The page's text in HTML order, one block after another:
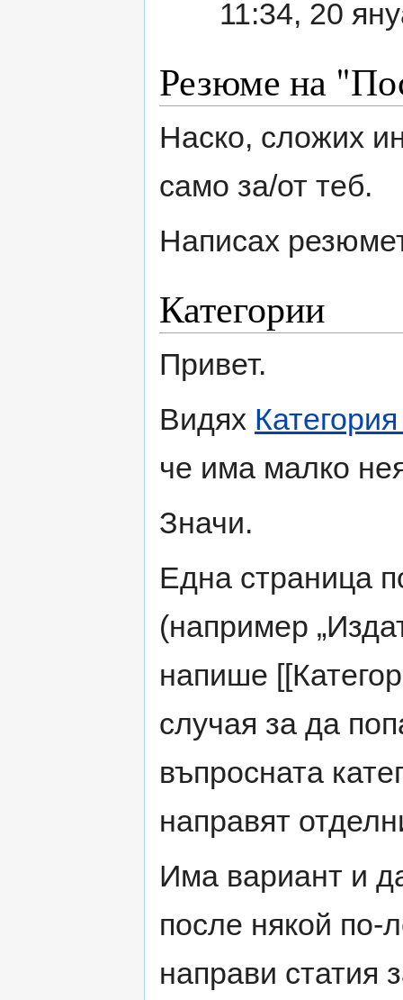
11:34, 20
Резюме на
Наско, сложих
само за/от теб.
Написах
Категории
Привет.
Видях
че има малко
Значи.
Една страница
(например
напише
случая за да
въпросната
направят
Има вариант и
после някой по-
направи статия